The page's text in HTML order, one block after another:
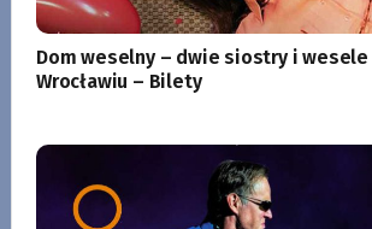
Dom weselny – dwie siostry i
Wrocławiu – Bilety